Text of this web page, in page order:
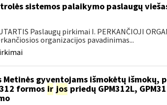
sistemos palaikymo paslaugų
Paslaugų pirkimai I. PERKANČIOJI
organizacijos pavadinimas...
gyventojams išmokėtų išmokų,
formos ir jos priedų GPM312L,